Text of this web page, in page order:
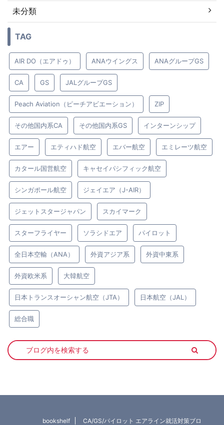
未分類
TAG
AIR DO（エアドゥ） ANAウイングス ANAグループGS
CA GS JALグループGS
Peach Aviation（ピーチアビエーション） ZIP
その他国内系CA その他国内系GS インターンシップ
エアー エティハド航空 エバー航空 エミレーツ航空
カタール国営航空 キャセイパシフィック航空
シンガポール航空 ジェイエア（J-AIR）
ジェットスタージャパン スカイマーク
スターフライヤー ソラシドエア パイロット
全日本空輸（ANA） 外資アジア系 外資中東系
外資欧米系 大韓航空
日本トランスオーシャン航空（JTA） 日本航空（JAL）
総合職
bookshelf CA/GS/パイロット エアライン就活対策ブロ